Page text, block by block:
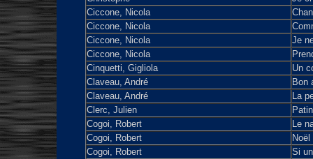
Ciccone, Nicola
Ciccone, Nicola
Ciccone, Nicola
Je
Ciccone, Nicola
Cinquetti, Gigliola
Un
Claveau, André
Bon
Claveau, André
La
Clerc, Julien
Cogoi, Robert
Le
Cogoi, Robert
Cogoi, Robert
Si